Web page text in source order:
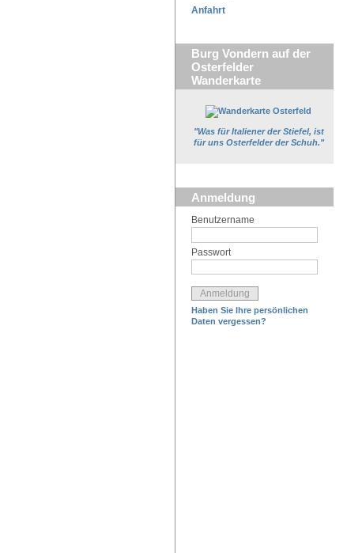
Anfahrt
Burg Vondern auf der
Osterfelder
Wanderkarte
"Was für Italiener der Stiefel, ist
für uns Osterfelder der Schuh."
Anmeldung
Benutzername
Passwort
Haben Sie Ihre persönlichen
Daten vergessen?